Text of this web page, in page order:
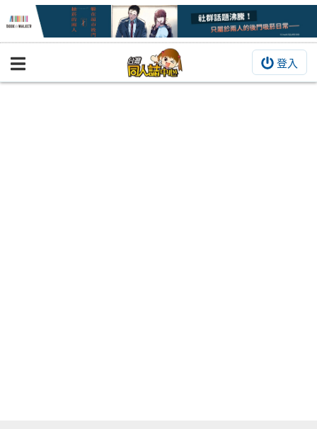
登入
BOOKY書集倉庫